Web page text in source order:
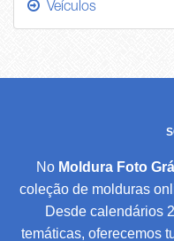
Veículos
No Moldura Foto
coleção de molduras
Desde calendários
temáticas, oferecemos